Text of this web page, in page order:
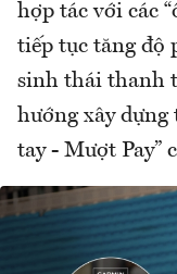
hợp tác với các
tiếp tục tăng độ
sinh thái thanh
hướng xây
tay - Mượt Pay”